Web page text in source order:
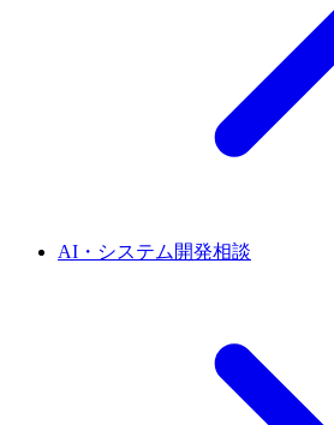
AI・システム開発相談